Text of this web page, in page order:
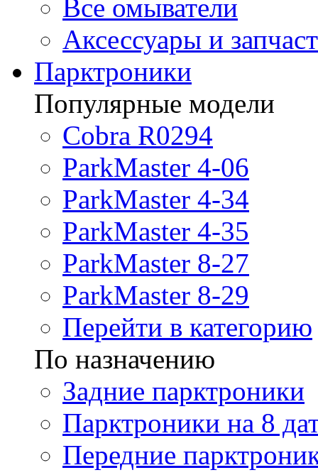
Все омыватели
Аксессуары и
Парктроники
Популярные модели
Cobra R0294
ParkMaster 4-06
ParkMaster 4-34
ParkMaster 4-35
ParkMaster 8-27
ParkMaster 8-29
Перейти в категорию
По назначению
Задние парктроники
Парктроники на 8
Передние